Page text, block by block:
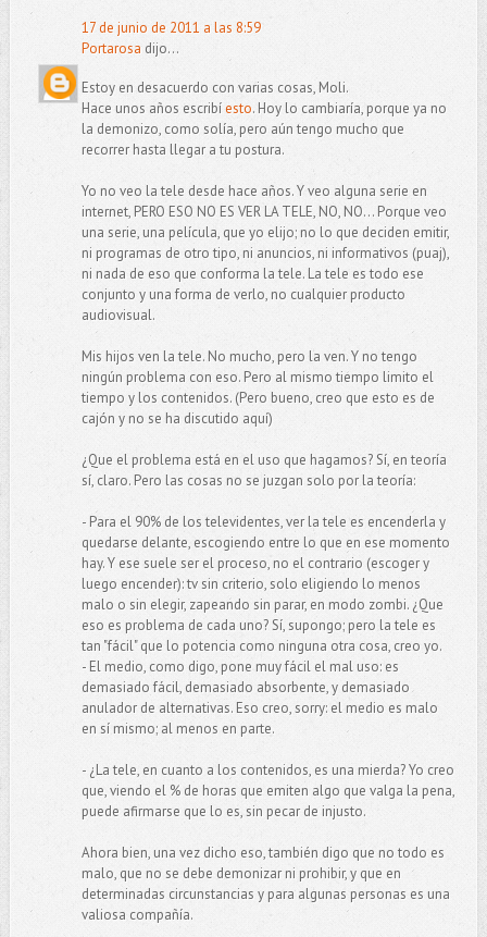
17 de junio de 2011 a las 8:59
Portarosa dijo...
Estoy en desacuerdo con varias cosas, Moli.
Hace unos años escribíesto. Hoy lo cambiaría, porque ya no
la demonizo, como solía, pero aún tengo mucho que
recorrer hasta llegar a tu postura.
Yo no veo la tele desde hace años. Y veo alguna serie en
internet, PERO ESO NO ES VER LA TELE, NO, NO... Porque veo
una serie, una película, que yo elijo; no lo que deciden emitir,
ni programas de otro tipo, ni anuncios, ni informativos (puaj),
ni nada de eso que conforma la tele. La tele es todo ese
conjunto y una forma de verlo, no cualquier producto
audiovisual.
Mis hijos ven la tele. No mucho, pero la ven. Y no tengo
ningún problema con eso. Pero al mismo tiempo limito el
tiempo y los contenidos. (Pero bueno, creo que esto es de
cajón y no se ha discutido aquí)
¿Que el problema está en el uso que hagamos? Sí, en teoría
sí, claro. Pero las cosas no se juzgan solo por la teoría:
- Para el 90% de los televidentes, ver la tele es encenderla y
quedarse delante, escogiendo entre lo que en ese momento
hay. Y ese suele ser el proceso, no el contrario (escoger y
luego encender): tv sin criterio, solo eligiendo lo menos
malo o sin elegir, zapeando sin parar, en modo zombi. ¿Que
eso es problema de cada uno? Sí, supongo; pero la tele es
tan "fácil" que lo potencia como ninguna otra cosa, creo yo.
- El medio, como digo, pone muy fácil el mal uso: es
demasiado fácil, demasiado absorbente, y demasiado
anulador de alternativas. Eso creo, sorry: el medio es malo
en sí mismo; al menos en parte.
- ¿La tele, en cuanto a los contenidos, es una mierda? Yo creo
que, viendo el % de horas que emiten algo que valga la pena,
puede afirmarse que lo es, sin pecar de injusto.
Ahora bien, una vez dicho eso, también digo que no todo es
malo, que no se debe demonizar ni prohibir, y que en
determinadas circunstancias y para algunas personas es una
valiosa compañía.